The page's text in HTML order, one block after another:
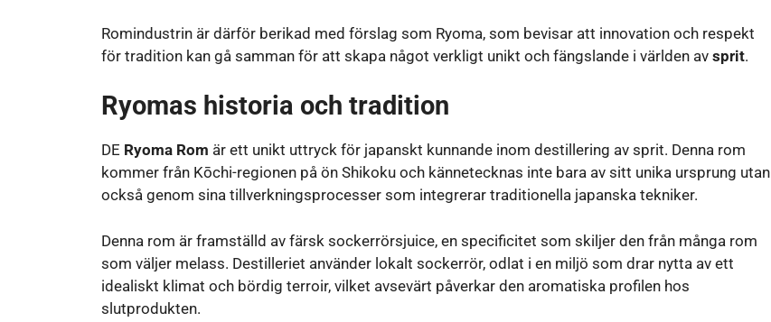
Romindustrin är därför berikad med förslag som Ryoma, som bevisar att innovation och respekt
för tradition kan gå samman för att skapa något verkligt unikt och fängslande i världen av sprit.
Ryomas historia och tradition
DE Ryoma Rom är ett unikt uttryck för japanskt kunnande inom destillering av sprit. Denna rom
kommer från Kōchi-regionen på ön Shikoku och kännetecknas inte bara av sitt unika ursprung utan
också genom sina tillverkningsprocesser som integrerar traditionella japanska tekniker.
Denna rom är framställd av färsk sockerrörsjuice, en specificitet som skiljer den från många rom
som väljer melass. Destilleriet använder lokalt sockerrör, odlat i en miljö som drar nytta av ett
idealiskt klimat och bördig terroir, vilket avsevärt påverkar den aromatiska profilen hos
slutprodukten.